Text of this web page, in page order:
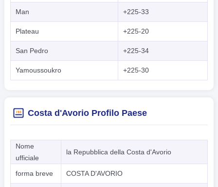
Man +225-33
Plateau +225-20
San Pedro +225-34
Yamoussoukro +225-30
Costa d'Avorio Profilo Paese
Nome
ufficiale
la Repubblica della Costa d'Avorio
forma breve COSTA D'AVORIO